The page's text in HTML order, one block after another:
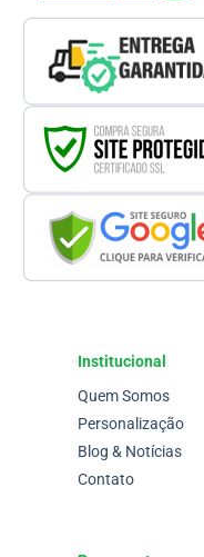
Institucional
Quem Somos
Personalização
Blog & Notícias
Contato